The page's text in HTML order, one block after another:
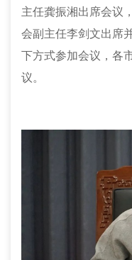
主任龚振湘出席会议
会副主任李剑文出席
下方式参加会议，各
议。